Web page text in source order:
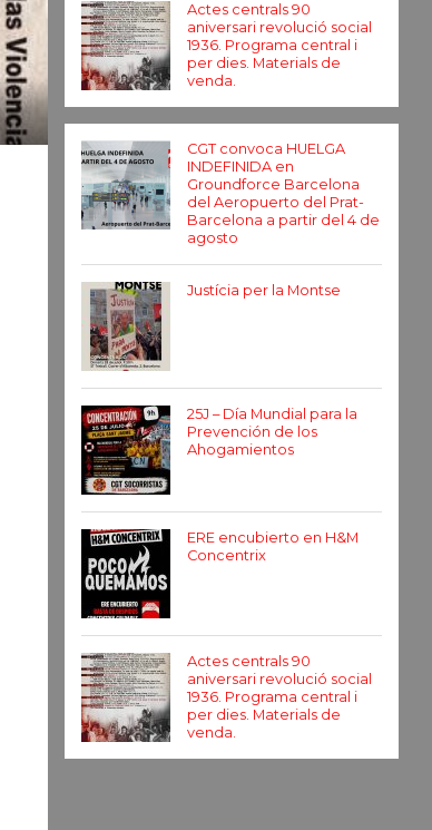
Actes centrals 90
aniversari revolució social
1936. Programa central i
per dies. Materials de
venda.
CGT convoca HUELGA
INDEFINIDA en
Groundforce Barcelona
del Aeropuerto del Prat-
Barcelona a partir del 4 de
agosto
Justícia per la Montse
25J – Día Mundial para la
Prevención de los
Ahogamientos
ERE encubierto en H&M
Concentrix
Actes centrals 90
aniversari revolució social
1936. Programa central i
per dies. Materials de
venda.